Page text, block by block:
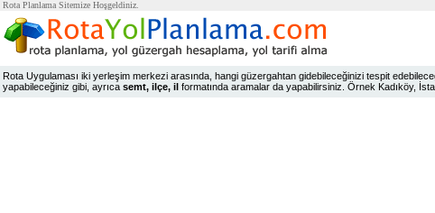
Rota Planlama Sitemize Hoşgeldiniz.
Rota Uygulaması iki yerleşim merkezi arasında, hangi güzergahtan gidebileceğinizi tespit
yapabileceğiniz gibi, ayrıca semt, ilçe, il formatında aramalar da yapabilirsiniz. Örnek Kadıköy,